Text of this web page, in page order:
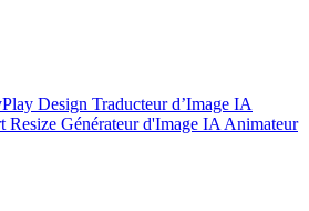
Design Traducteur d’Image IA
Resize Générateur d'Image IA Animateur